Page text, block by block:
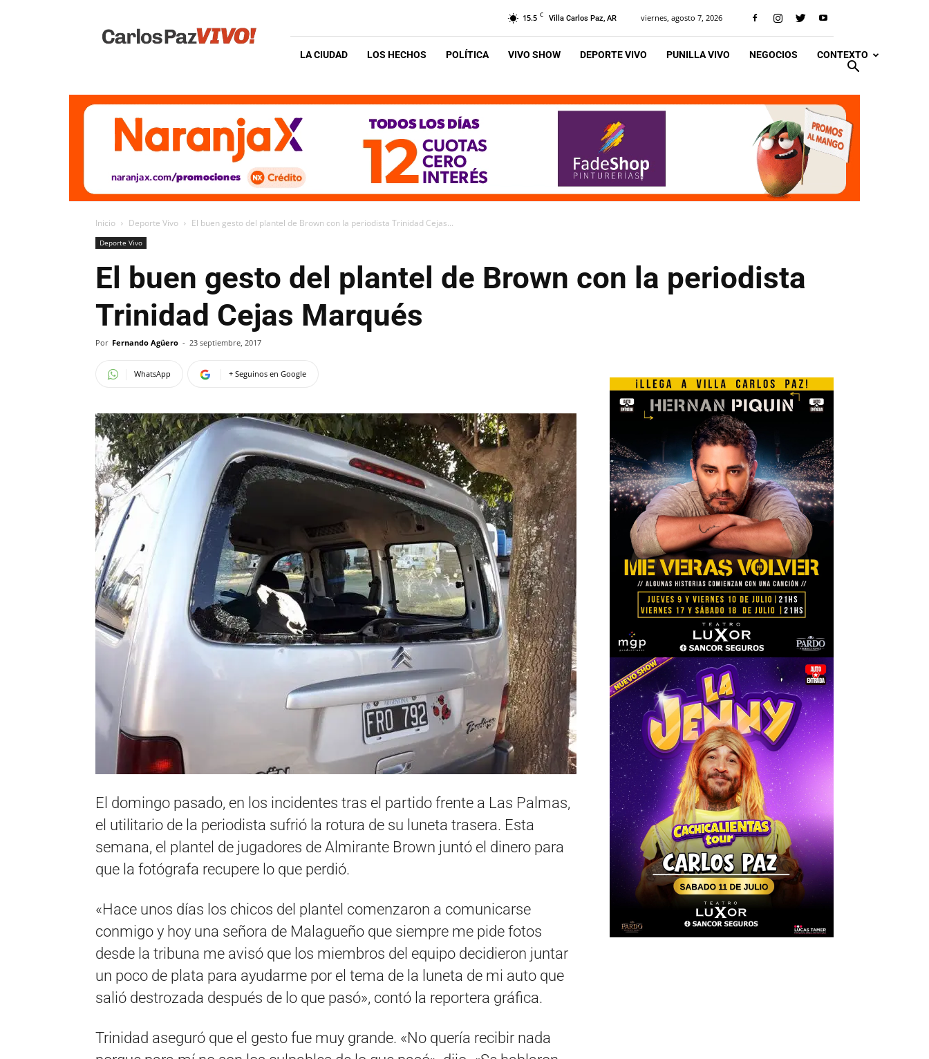
Vivo
15.5 C Villa Carlos Paz, AR viernes, agosto 7, 2026
LA CIUDAD LOS HECHOS POLÍTICA VIVO SHOW DEPORTE VIVO PUNILLA VIVO NEGOCIOS CONTEXTO
Inicio Deporte Vivo El buen gesto del plantel de Brown con la periodista Trinidad Cejas...
Deporte Vivo
El buen gesto del plantel de Brown con la periodista
Trinidad Cejas Marqués
Por Fernando Agüero - 23 septiembre, 2017
WhatsApp + Seguinos en Google
El domingo pasado, en los incidentes tras el partido frente a Las Palmas,
el utilitario de la periodista sufrió la rotura de su luneta trasera. Esta
semana, el plantel de jugadores de Almirante Brown juntó el dinero para
que la fotógrafa recupere lo que perdió.
«Hace unos días los chicos del plantel comenzaron a comunicarse
conmigo y hoy una señora de Malagueño que siempre me pide fotos
desde la tribuna me avisó que los miembros del equipo decidieron juntar
un poco de plata para ayudarme por el tema de la luneta de mi auto que
salió destrozada después de lo que pasó», contó la reportera gráfica.
Trinidad aseguró que el gesto fue muy grande. «No quería recibir nada